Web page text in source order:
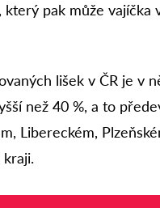
který pak může vajíčka
lišek v ČR je v
než 40 %, a to
Libereckém,
kraji.